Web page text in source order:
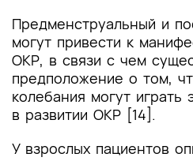
Предменструальный и
могут привести к
ОКР, в связи с чем
предположение о том,
колебания могут играть
в развитии ОКР [14].
У взрослых пациентов